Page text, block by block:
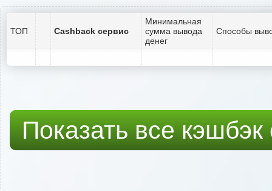
ТОП Cashback сервис
Минимальная
сумма вывода
денег
Способы
Показать все